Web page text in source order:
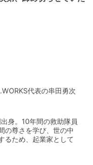
代表の串田勇次
身。10年間の救助隊員
の尊さを学び、世の中
るため、起業家として